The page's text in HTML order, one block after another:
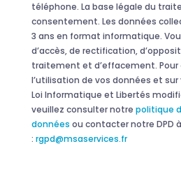
téléphone. La base légale du
consentement. Les données
3 ans en format informatique.
d’accès, de rectification,
traitement et d’effacement. Pour
l’utilisation de vos données et
Loi Informatique et Libertés
veuillez consulter notre politique
données ou contacter notre DPD
: rgpd@msaservices.fr